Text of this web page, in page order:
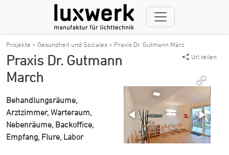
Projekte > Gesundheit und Soziales > Praxis Dr. Gutmann März
Url teilen
Praxis Dr. Gutmann
March
Behandlungsräume,
Arztzimmer, Warteraum,
Nebenräume, Backoffice,
Empfang, Flure, Labor